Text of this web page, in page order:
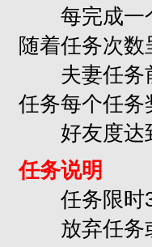
每完成一个
随着任务次
夫妻任务前
任务每个任务
好友度达到
任务说明
任务限时
放弃任务或